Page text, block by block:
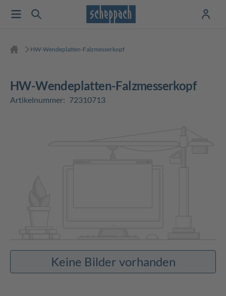
HW-Wendeplatten-Falzmesserkopf
HW-Wendeplatten-Falzmesserkopf
Artikelnummer: 72310713
Keine Bilder vorhanden